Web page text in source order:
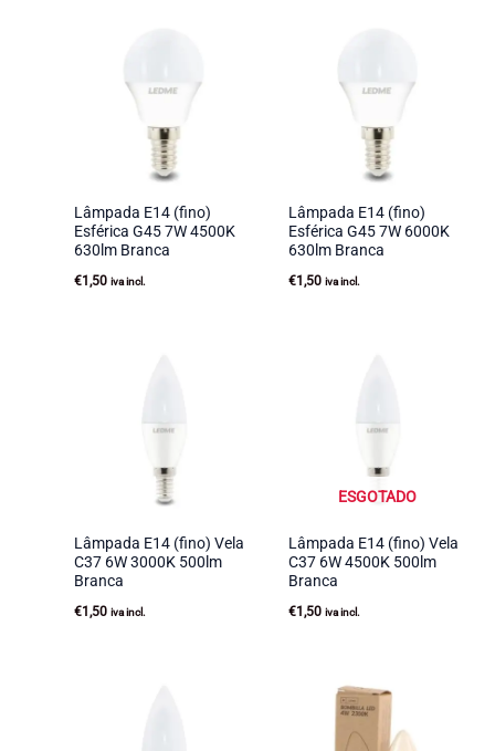
Lâmpada E14 (fino)
Esférica G45 7W 4500K
630lm Branca
€1,50 iva incl.
Lâmpada E14 (fino)
Esférica G45 7W 6000K
630lm Branca
€1,50 iva incl.
Lâmpada E14 (fino) Vela
C37 6W 3000K 500lm
Branca
€1,50 iva incl.
ESGOTADO
Lâmpada E14 (fino) Vela
C37 6W 4500K 500lm
Branca
€1,50 iva incl.